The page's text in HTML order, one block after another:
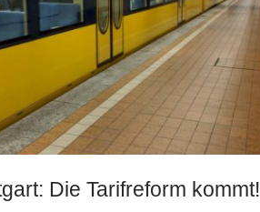
Die Tarifreform kommt!